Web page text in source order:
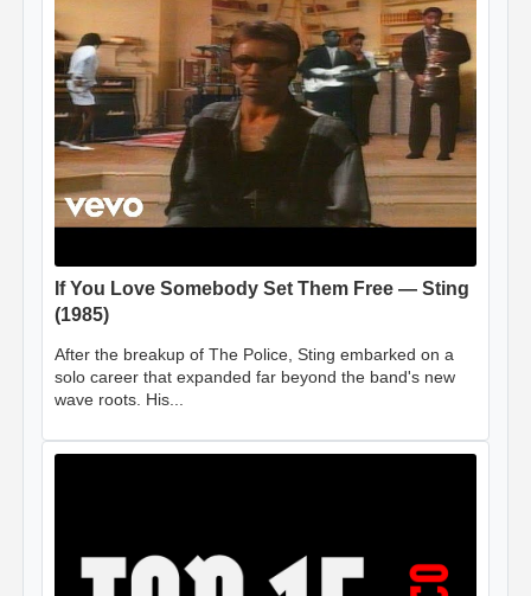
If You Love Somebody Set Them Free — Sting
(1985)
After the breakup of The Police, Sting embarked on a
solo career that expanded far beyond the band's new
wave roots. His...